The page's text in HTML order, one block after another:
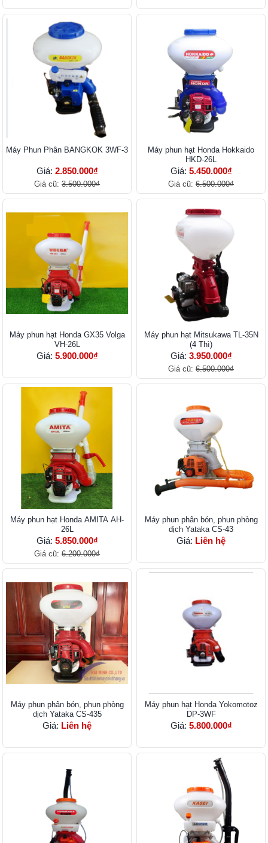
Máy Phun Phân BANGKOK 3WF-3
Giá: 2.850.000₫
Giá cũ: 3.500.000₫
Máy phun hạt Honda Hokkaido
HKD-26L
Giá: 5.450.000₫
Giá cũ: 6.500.000₫
Máy phun hạt Honda GX35 Volga
VH-26L
Giá: 5.900.000₫
Máy phun hạt Mitsukawa TL-35N
(4 Thì)
Giá: 3.950.000₫
Giá cũ: 6.500.000₫
Máy phun hạt Honda AMITA AH-
26L
Giá: 5.850.000₫
Giá cũ: 6.200.000₫
Máy phun phân bón, phun phòng
dịch Yataka CS-43
Giá: Liên hệ
Máy phun phân bón, phun phòng
dịch Yataka CS-435
Giá: Liên hệ
Máy phun hạt Honda Yokomotoz
DP-3WF
Giá: 5.800.000₫